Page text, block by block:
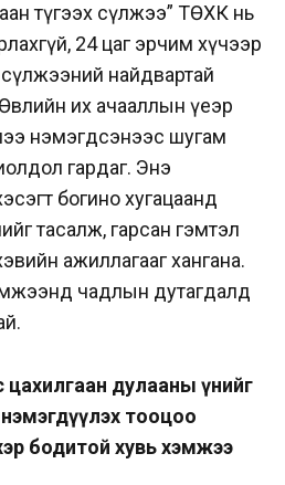
түгээх сүлжээ” ТӨХК нь
24 цаг эрчим хүчээр
найдвартай
их ачааллын үеэр
нэмэгдсэнээс шугам
гардаг. Энэ
богино хугацаанд
тасалж, гарсан гэмтэл
ажиллагааг хангана.
чадлын дутагдалд
дулааны үнийг
тооцоо
бодитой хувь хэмжээ